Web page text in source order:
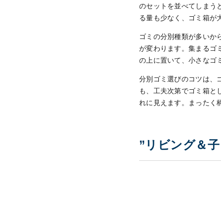
のセットを並べてしまう
る量も少なく、ゴミ箱が
ゴミの分別種類が多いか
が変わります。集まるゴ
の上に置いて、小さなゴ
分別ゴミ選びのコツは、
も、工夫次第でゴミ箱と
れに見えます。まったく
”リビング＆